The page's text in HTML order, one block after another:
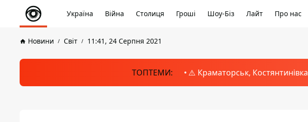
Україна Війна Столиця Гроші Шоу-Біз Лайт Про нас
Новини Світ 11:41, 24 Серпня 2021
ТОПТЕМИ: ⚠️ Краматорськ, Костянтинівка